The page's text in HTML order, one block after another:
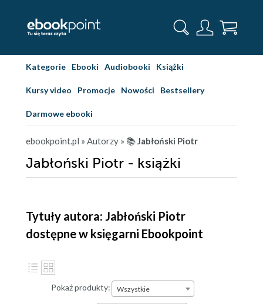
Kategorie Ebooki Audiobooki Książki
Kursy video Promocje Nowości Bestsellery
Darmowe ebooki
ebookpoint.pl » Autorzy » 📚Jabłoński Piotr
Jabłoński Piotr - książki
Tytuły autora: Jabłoński Piotr
dostępne w księgarni Ebookpoint
Pokaż produkty: Wszystkie